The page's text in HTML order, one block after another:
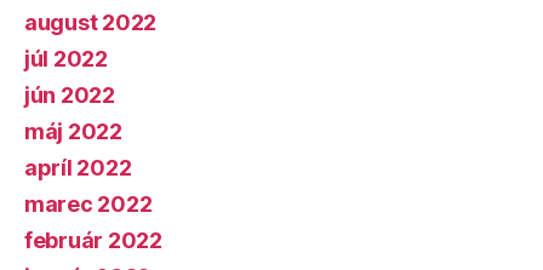
august 2022
júl 2022
jún 2022
máj 2022
apríl 2022
marec 2022
február 2022